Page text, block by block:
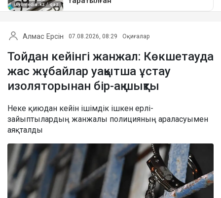
Алмас Ерсін 07.08.2026, 08:29 Оқиғалар
Тойдан кейінгі жанжал: Көкшетауда
жас жұбайлар уақытша ұстау
изоляторынан бір-ақ шықты
Неке қиюдан кейін ішімдік ішкен ерлі-
зайыптылардың жанжалы полицияның араласуымен
аяқталды